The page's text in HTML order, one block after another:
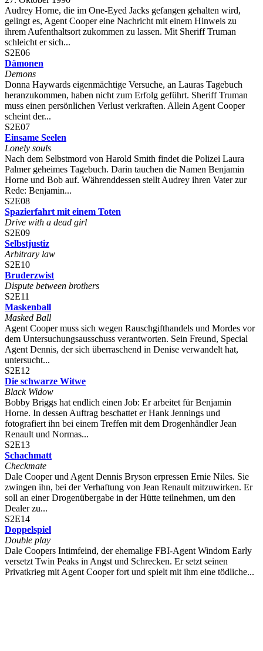
Audrey Horne, die im One-Eyed Jacks gefangen gehalten wird,
gelingt es, Agent Cooper eine Nachricht mit einem Hinweis zu
ihrem Aufenthaltsort zukommen zu lassen. Mit Sheriff Truman
schleicht er sich...
S2E06
Dämonen
Demons
Donna Haywards eigenmächtige Versuche, an Lauras Tagebuch
heranzukommen, haben nicht zum Erfolg geführt. Sheriff Truman
muss einen persönlichen Verlust verkraften. Allein Agent Cooper
scheint der...
S2E07
Einsame Seelen
Lonely souls
Nach dem Selbstmord von Harold Smith findet die Polizei Laura
Palmer geheimes Tagebuch. Darin tauchen die Namen Benjamin
Horne und Bob auf. Währenddessen stellt Audrey ihren Vater zur
Rede: Benjamin...
S2E08
Spazierfahrt mit einem Toten
Drive with a dead girl
S2E09
Selbstjustiz
Arbitrary law
S2E10
Bruderzwist
Dispute between brothers
S2E11
Maskenball
Masked Ball
Agent Cooper muss sich wegen Rauschgifthandels und Mordes vor
dem Untersuchungsausschuss verantworten. Sein Freund, Special
Agent Dennis, der sich überraschend in Denise verwandelt hat,
untersucht...
S2E12
Die schwarze Witwe
Black Widow
Bobby Briggs hat endlich einen Job: Er arbeitet für Benjamin
Horne. In dessen Auftrag beschattet er Hank Jennings und
fotografiert ihn bei einem Treffen mit dem Drogenhändler Jean
Renault und Normas...
S2E13
Schachmatt
Checkmate
Dale Cooper und Agent Dennis Bryson erpressen Ernie Niles. Sie
zwingen ihn, bei der Verhaftung von Jean Renault mitzuwirken. Er
soll an einer Drogenübergabe in der Hütte teilnehmen, um den
Dealer zu...
S2E14
Doppelspiel
Double play
Dale Coopers Intimfeind, der ehemalige FBI-Agent Windom Early
versetzt Twin Peaks in Angst und Schrecken. Er setzt seinen
Privatkrieg mit Agent Cooper fort und spielt mit ihm eine tödliche...